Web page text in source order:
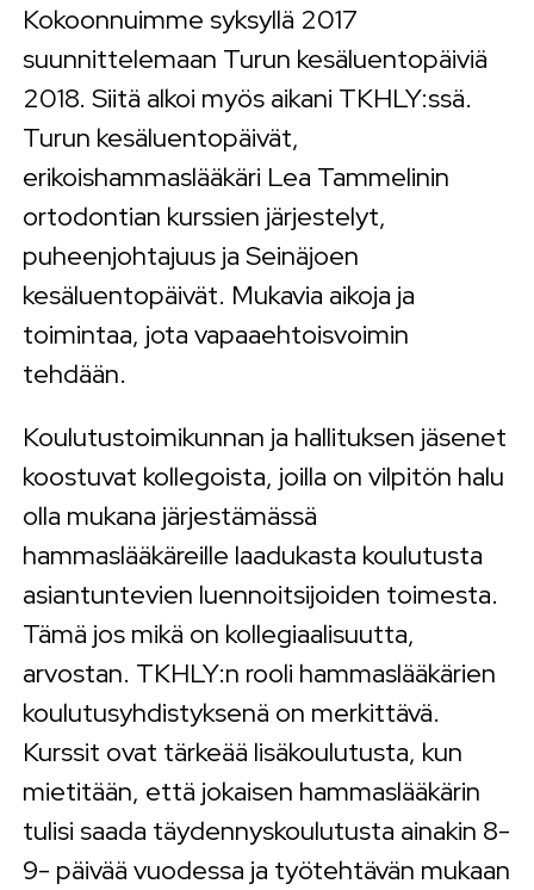
Kokoonnuimme syksyllä 2017
suunnittelemaan Turun kesäluentopäiviä
2018. Siitä alkoi myös aikani TKHLY:ssä.
Turun kesäluentopäivät,
erikoishammaslääkäri Lea Tammelinin
ortodontian kurssien järjestelyt,
puheenjohtajuus ja Seinäjoen
kesäluentopäivät. Mukavia aikoja ja
toimintaa, jota vapaaehtoisvoimin
tehdään.
Koulutustoimikunnan ja hallituksen jäsenet
koostuvat kollegoista, joilla on vilpitön halu
olla mukana järjestämässä
hammaslääkäreille laadukasta koulutusta
asiantuntevien luennoitsijoiden toimesta.
Tämä jos mikä on kollegiaalisuutta,
arvostan. TKHLY:n rooli hammaslääkärien
koulutusyhdistyksenä on merkittävä.
Kurssit ovat tärkeää lisäkoulutusta, kun
mietitään, että jokaisen hammaslääkärin
tulisi saada täydennyskoulutusta ainakin 8-
9- päivää vuodessa ja työtehtävän mukaan